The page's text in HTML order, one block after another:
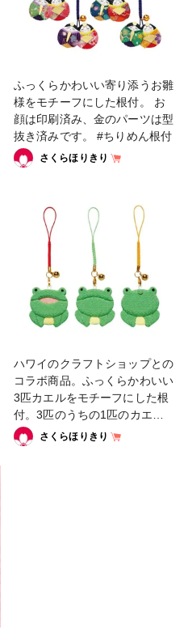
ふっくらかわいい寄り添うお雛
様をモチーフにした根付。 お
顔は印刷済み、金のパーツは型
抜き済みです。 #ちりめん根付
さくらほりきり
ハワイのクラフトショップとの
コラボ商品。ふっくらかわいい
3匹カエルをモチーフにした根
付。3匹のうちの1匹のカエル
のお口は、5円玉が入るポケッ
トになっています。#ちりめん
さくらほりきり